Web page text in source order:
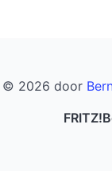
2026 door